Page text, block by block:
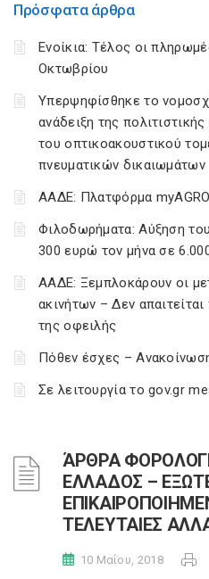
Πρόσφατα άρθρα
Ενοίκια: Τέλος οι
Οκτωβρίου
Υπερψηφίσθηκε το
ανάδειξη της
του οπτικοακουστικού
πνευματικών δικαιωμάτων
ΑΑΔΕ: Πλατφόρμα myAGRO
Φιλοδωρήματα: Αύξηση
300 ευρώ τον μήνα σε
ΑΑΔΕ: Ξεμπλοκάρουν οι
ακινήτων – Δεν
της οφειλής
Πόθεν έσχες –
Σε λειτουργία το gov.gr
ΆΡΘΡΑ
ΕΛΛΑΔΟΣ –
ΤΕΛΕΥΤΑΙΕΣ
10 Μαΐου, 2018